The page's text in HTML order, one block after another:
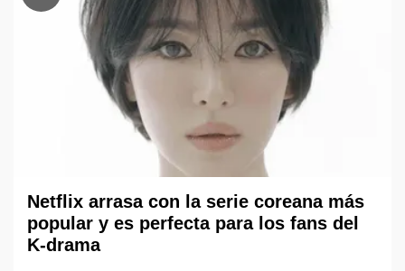
Netflix arrasa con la serie coreana más
popular y es perfecta para los fans del
K-drama